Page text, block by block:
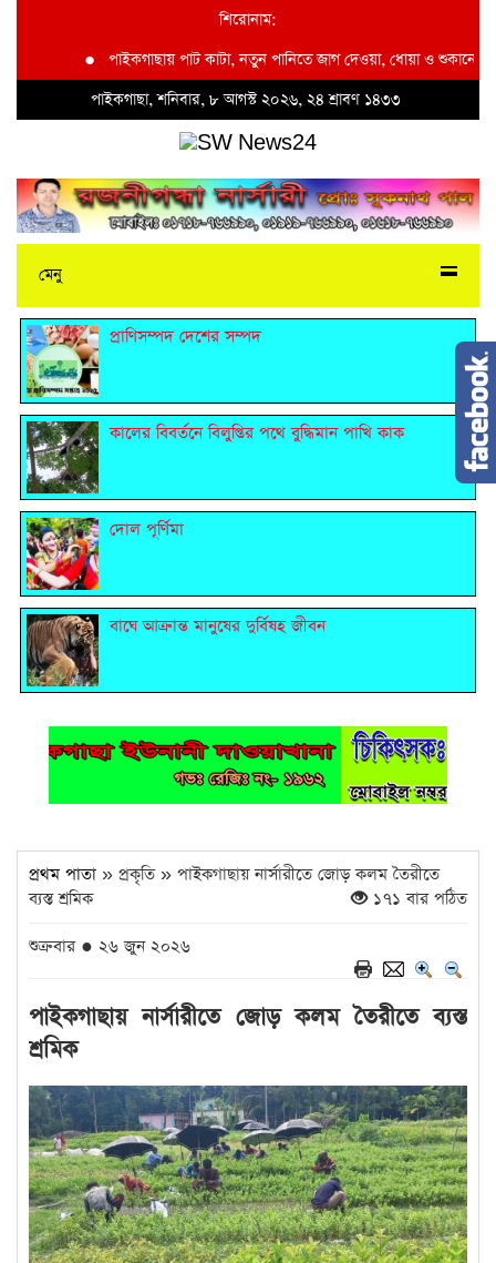
শিরোনাম:
পাইকগাছায় পাট কাটা, নতুন পানিতে জাগ দেওয়া, ধোয়া ও শুকানোয় ব্যস্ত
পাইকগাছা, শনিবার, ৮ আগস্ট ২০২৬, ২৪ শ্রাবণ ১৪৩৩
মেনু
প্রাণিসম্পদ দেশের সম্পদ
কালের বিবর্তনে বিলুপ্তির পথে বুদ্ধিমান পাখি কাক
দোল পূর্ণিমা
বাঘে আক্রান্ত মানুষের দুর্বিষহ জীবন
প্রথম পাতা » প্রকৃতি » পাইকগাছায় নার্সারীতে জোড় কলম তৈরীতে
ব্যস্ত শ্রমিক
১৭১ বার পঠিত
শুক্রবার ● ২৬ জুন ২০২৬
পাইকগাছায় নার্সারীতে জোড় কলম তৈরীতে ব্যস্ত
শ্রমিক